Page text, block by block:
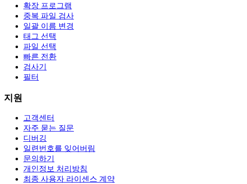
확장 프로그램
중복 파일 검사
일괄 이름 변경
태그 선택
파일 선택
빠른 전환
검사기
필터
지원
고객센터
자주 묻는 질문
디버깅
일련번호를 잊어버림
문의하기
개인정보 처리방침
최종 사용자 라이센스 계약